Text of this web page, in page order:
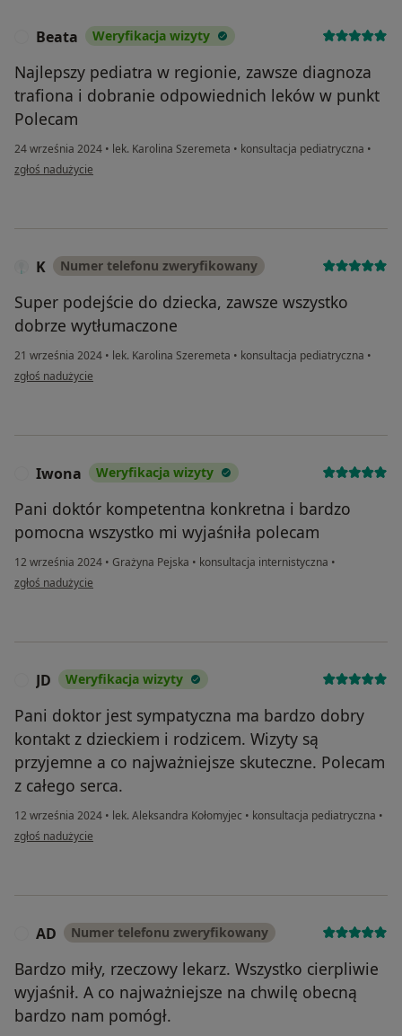
Beata Weryfikacja wizyty
Najlepszy pediatra w regionie, zawsze diagnoza
trafiona i dobranie odpowiednich leków w punkt
Polecam
24 września 2024 • lek. Karolina Szeremeta • konsultacja pediatryczna •
w opinii użytkownika Beata
zgłoś nadużycie
K Numer telefonu zweryfikowany
Super podejście do dziecka, zawsze wszystko
dobrze wytłumaczone
21 września 2024 • lek. Karolina Szeremeta • konsultacja pediatryczna •
w opinii użytkownika K
zgłoś nadużycie
Iwona Weryfikacja wizyty
Pani doktór kompetentna konkretna i bardzo
pomocna wszystko mi wyjaśniła polecam
12 września 2024 • Grażyna Pejska • konsultacja internistyczna •
w opinii użytkownika Iwona
zgłoś nadużycie
JD Weryfikacja wizyty
Pani doktor jest sympatyczna ma bardzo dobry
kontakt z dzieckiem i rodzicem. Wizyty są
przyjemne a co najważniejsze skuteczne. Polecam
z całego serca.
12 września 2024 • lek. Aleksandra Kołomyjec • konsultacja pediatryczna •
w opinii użytkownika JD
zgłoś nadużycie
AD Numer telefonu zweryfikowany
Bardzo miły, rzeczowy lekarz. Wszystko cierpliwie
wyjaśnił. A co najważniejsze na chwilę obecną
bardzo nam pomógł.